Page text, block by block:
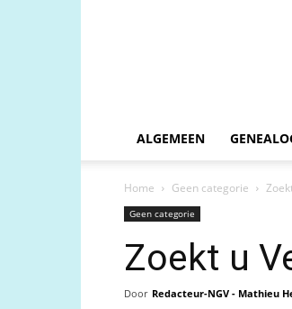
ALGEMEEN
Home Geen categorie
Geen categorie
Zoekt u
Door Redacteur-NGV - Mathieu